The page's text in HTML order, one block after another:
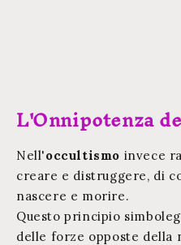
L'Onnipotenza
Nell'occultismo invece
creare e distruggere, di
nascere e morire.
Questo principio
delle forze opposte della